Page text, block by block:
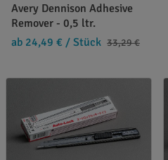
Avery Dennison Adhesive
Remover - 0,5 ltr.
ab 24,49 € / Stück 33,29 €